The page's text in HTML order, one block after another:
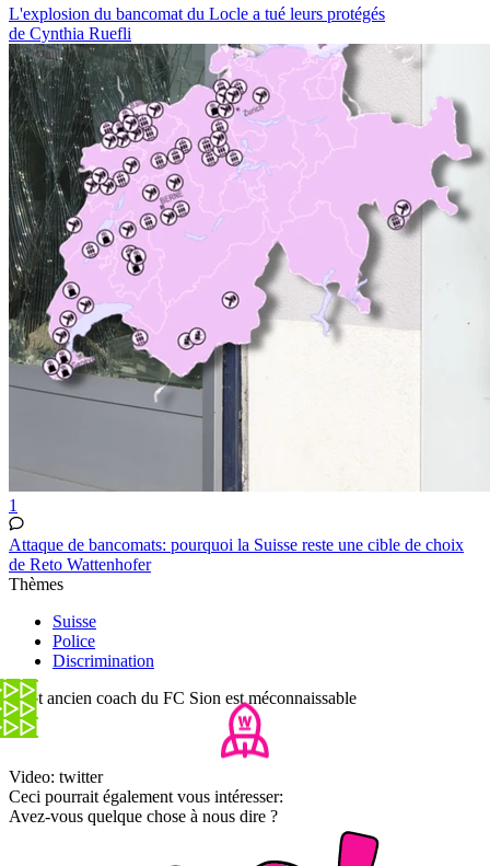
L'explosion du bancomat du Locle a tué leurs protégés
de Cynthia Ruefli
1
Attaque de bancomats: pourquoi la Suisse reste une cible de choix
de Reto Wattenhofer
Thèmes
Suisse
Police
Discrimination
- Cet ancien coach du FC Sion est méconnaissable
Video: twitter
Ceci pourrait également vous intéresser:
Avez-vous quelque chose à nous dire ?